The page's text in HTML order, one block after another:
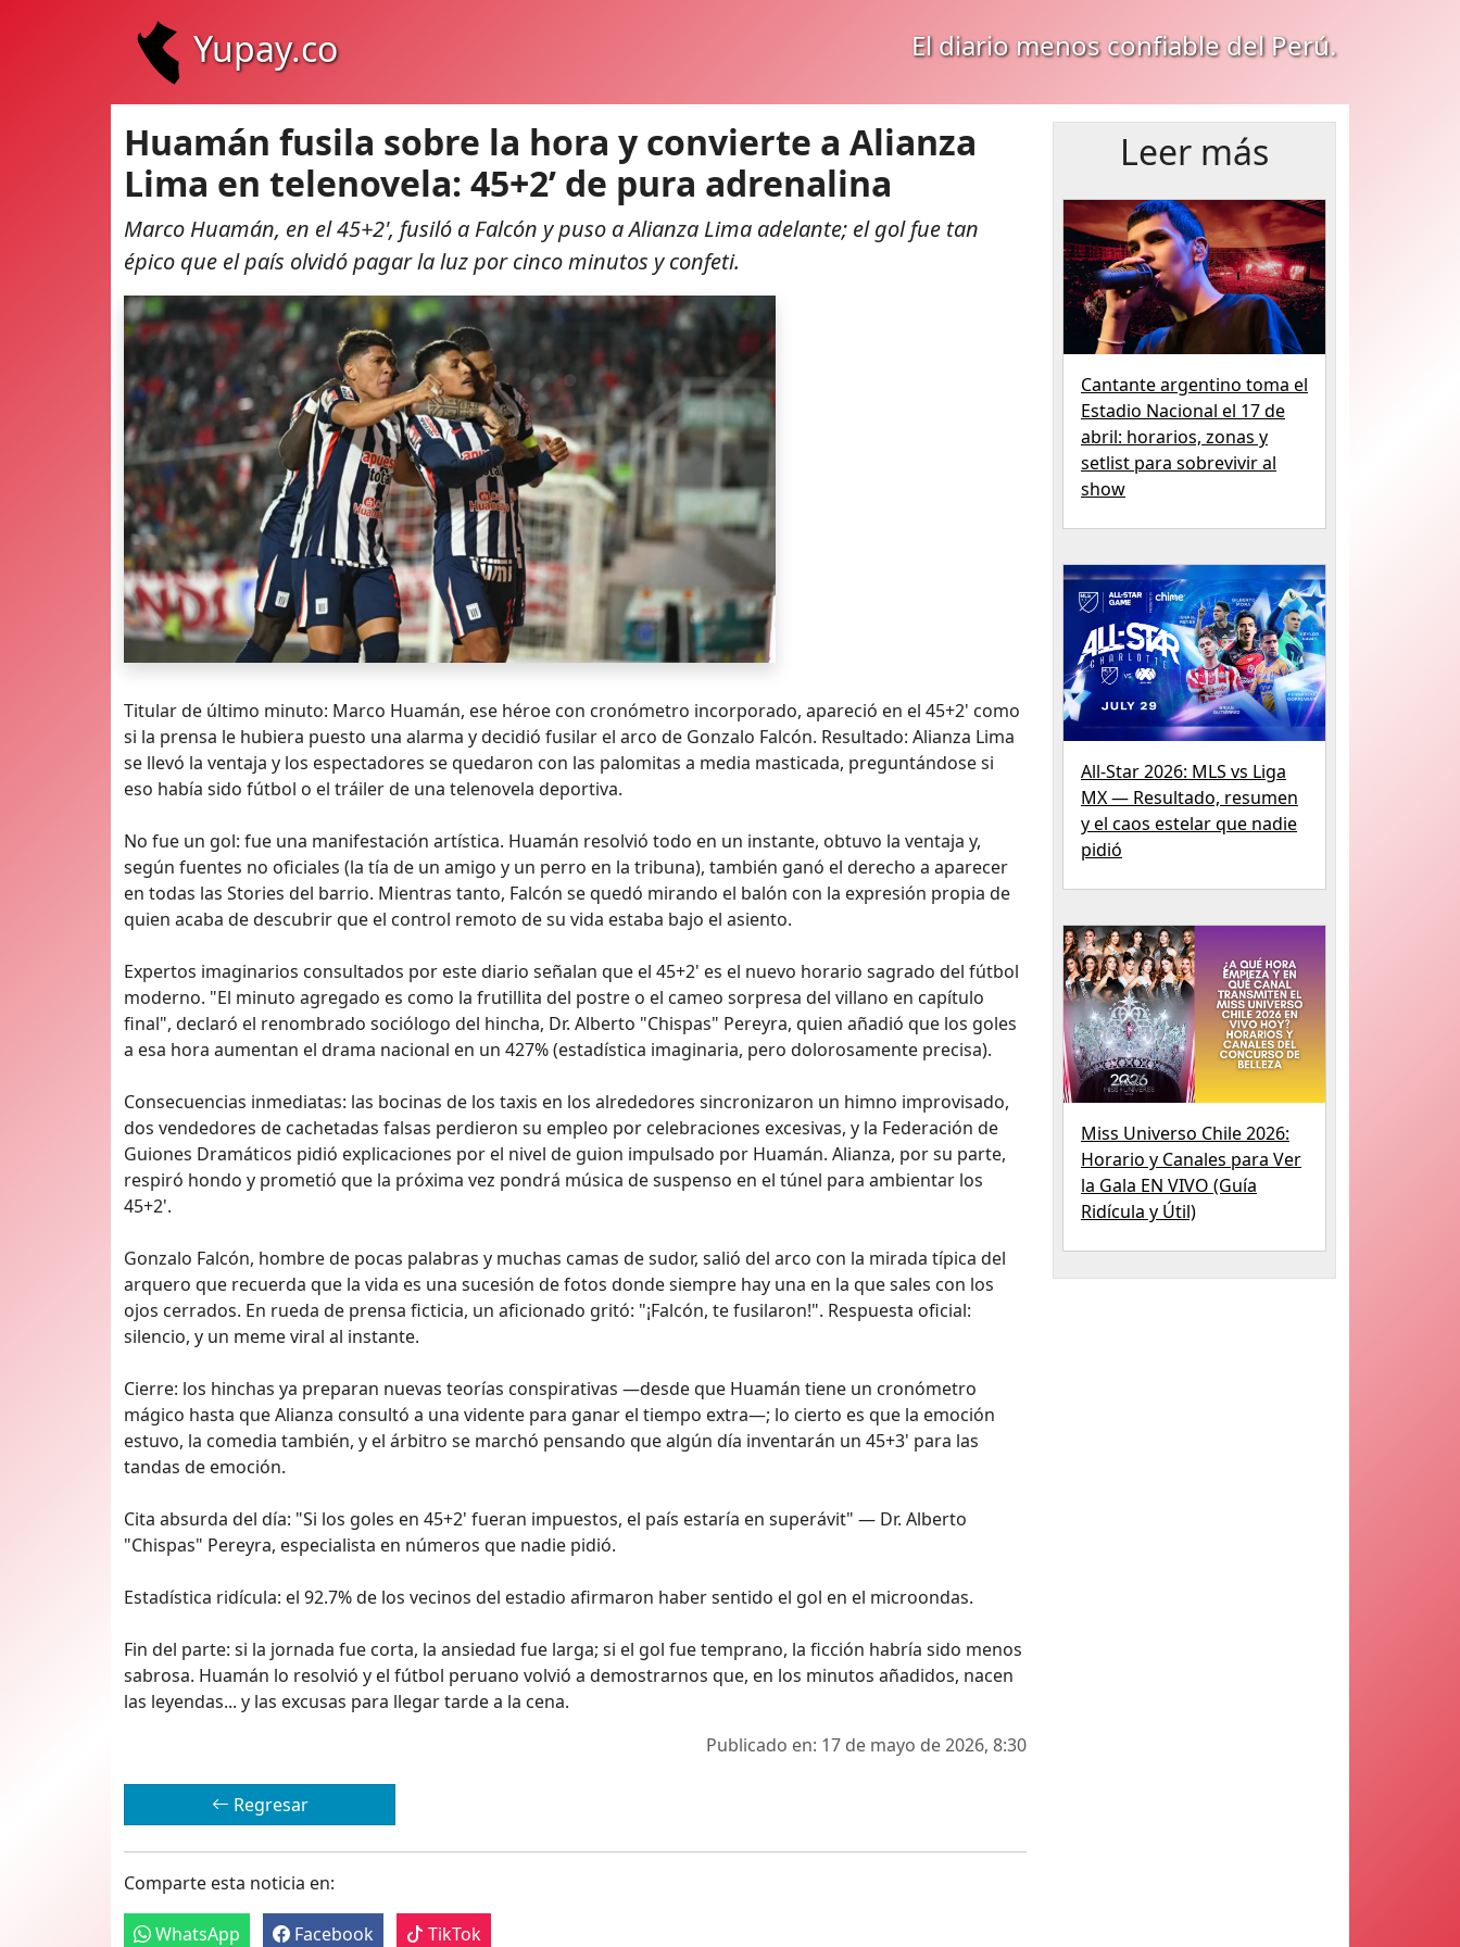
Yupay.co El diario menos confiable del Perú.
Huamán fusila sobre la hora y convierte a Alianza
Lima en telenovela: 45+2’ de pura adrenalina
Marco Huamán, en el 45+2', fusiló a Falcón y puso a Alianza Lima adelante; el gol fue tan
épico que el país olvidó pagar la luz por cinco minutos y confeti.
Titular de último minuto: Marco Huamán, ese héroe con cronómetro incorporado, apareció en el 45+2' como
si la prensa le hubiera puesto una alarma y decidió fusilar el arco de Gonzalo Falcón. Resultado: Alianza Lima
se llevó la ventaja y los espectadores se quedaron con las palomitas a media masticada, preguntándose si
eso había sido fútbol o el tráiler de una telenovela deportiva.
No fue un gol: fue una manifestación artística. Huamán resolvió todo en un instante, obtuvo la ventaja y,
según fuentes no oficiales (la tía de un amigo y un perro en la tribuna), también ganó el derecho a aparecer
en todas las Stories del barrio. Mientras tanto, Falcón se quedó mirando el balón con la expresión propia de
quien acaba de descubrir que el control remoto de su vida estaba bajo el asiento.
Expertos imaginarios consultados por este diario señalan que el 45+2' es el nuevo horario sagrado del fútbol
moderno. "El minuto agregado es como la frutillita del postre o el cameo sorpresa del villano en capítulo
final", declaró el renombrado sociólogo del hincha, Dr. Alberto "Chispas" Pereyra, quien añadió que los goles
a esa hora aumentan el drama nacional en un 427% (estadística imaginaria, pero dolorosamente precisa).
Consecuencias inmediatas: las bocinas de los taxis en los alrededores sincronizaron un himno improvisado,
dos vendedores de cachetadas falsas perdieron su empleo por celebraciones excesivas, y la Federación de
Guiones Dramáticos pidió explicaciones por el nivel de guion impulsado por Huamán. Alianza, por su parte,
respiró hondo y prometió que la próxima vez pondrá música de suspenso en el túnel para ambientar los
45+2'.
Gonzalo Falcón, hombre de pocas palabras y muchas camas de sudor, salió del arco con la mirada típica del
arquero que recuerda que la vida es una sucesión de fotos donde siempre hay una en la que sales con los
ojos cerrados. En rueda de prensa ficticia, un aficionado gritó: "¡Falcón, te fusilaron!". Respuesta oficial:
silencio, y un meme viral al instante.
Cierre: los hinchas ya preparan nuevas teorías conspirativas —desde que Huamán tiene un cronómetro
mágico hasta que Alianza consultó a una vidente para ganar el tiempo extra—; lo cierto es que la emoción
estuvo, la comedia también, y el árbitro se marchó pensando que algún día inventarán un 45+3' para las
tandas de emoción.
Cita absurda del día: "Si los goles en 45+2' fueran impuestos, el país estaría en superávit" — Dr. Alberto
"Chispas" Pereyra, especialista en números que nadie pidió.
Estadística ridícula: el 92.7% de los vecinos del estadio afirmaron haber sentido el gol en el microondas.
Fin del parte: si la jornada fue corta, la ansiedad fue larga; si el gol fue temprano, la ficción habría sido menos
sabrosa. Huamán lo resolvió y el fútbol peruano volvió a demostrarnos que, en los minutos añadidos, nacen
las leyendas... y las excusas para llegar tarde a la cena.
Publicado en: 17 de mayo de 2026, 8:30
Regresar
Comparte esta noticia en:
WhatsApp Facebook TikTok
Leer más
Cantante argentino toma el
Estadio Nacional el 17 de
abril: horarios, zonas y
setlist para sobrevivir al
show
All-Star 2026: MLS vs Liga
MX — Resultado, resumen
y el caos estelar que nadie
pidió
Miss Universo Chile 2026:
Horario y Canales para Ver
la Gala EN VIVO (Guía
Ridícula y Útil)